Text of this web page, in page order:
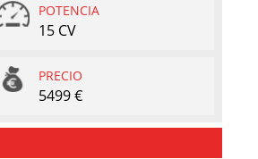
POTENCIA
15 CV
PRECIO
5499 €